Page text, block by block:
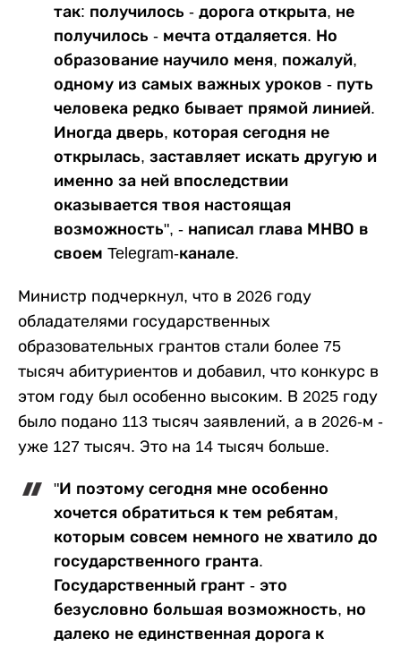
так: получилось - дорога открыта, не
получилось - мечта отдаляется. Но
образование научило меня, пожалуй,
одному из самых важных уроков - путь
человека редко бывает прямой линией.
Иногда дверь, которая сегодня не
открылась, заставляет искать другую и
именно за ней впоследствии
оказывается твоя настоящая
возможность", - написал глава МНВО в
своем Telegram-канале.
Министр подчеркнул, что в 2026 году
обладателями государственных
образовательных грантов стали более 75
тысяч абитуриентов и добавил, что конкурс в
этом году был особенно высоким. В 2025 году
было подано 113 тысяч заявлений, а в 2026-м -
уже 127 тысяч. Это на 14 тысяч больше.
"И поэтому сегодня мне особенно
хочется обратиться к тем ребятам,
которым совсем немного не хватило до
государственного гранта.
Государственный грант - это
безусловно большая возможность, но
далеко не единственная дорога к